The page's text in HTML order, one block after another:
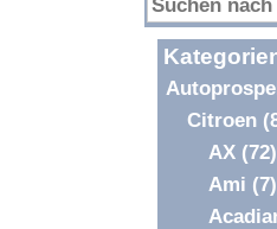
Citroen
AX (72)
Ami (7)